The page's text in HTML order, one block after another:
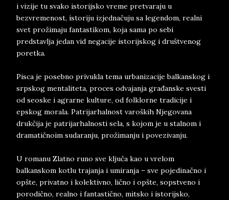
i vizije tu svako istorijsko vreme pretvaraju u
bezvremenost, istoriju izjednačuju sa legendom, realni
svet prožimaju fantastikom, koja sama po sebi
predstavlja jedan vid negacije istorijskog i društvenog
poretka.
Pisca je posebno privukla tema urbanizacije balkanskog i
srpskog mentaliteta, proces odvajanja građanske svesti
od seoske i agrarne kulture, od folklorne tradicije i
epskog morala. Patrijarhalnost varoških Njegovana
drukčija je patrijarhalnosti sela, s kojom je u stalnom i
dramatičnoim sudaranju, prožimanju i povezivanju.
U romanu Zlatno runo sve ključa kao u vrelom
balkanskom kotlu trajanja i umiranja – sve pojedinačno i
opšte, privatno i kolektivno, lično i opšte, sopstveno i
porodično, realno i fantastično, mitsko i istorijsko,